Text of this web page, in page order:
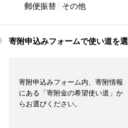
郵便振替
その他
寄附申込みフォームで使い道を
寄附申込みフォーム内、寄附情報
にある「寄附金の希望使い道」か
らお選びください。